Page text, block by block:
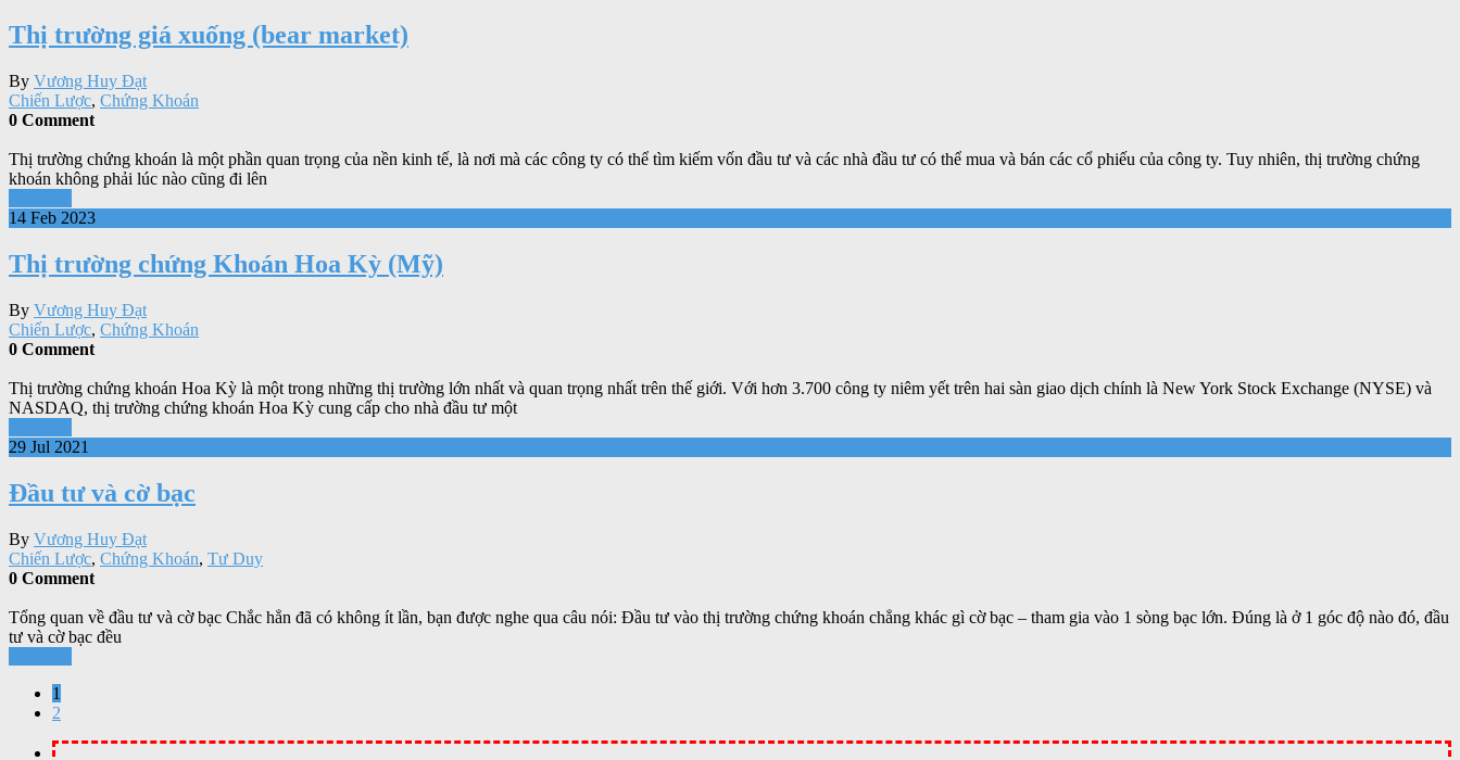
Thị trường giá xuống (bear market)
By Vương Huy Đạt
Chiến Lược, Chứng Khoán
0 Comment
Thị trường chứng khoán là một phần quan trọng của nền kinh tế, là nơi mà các công ty có thể tìm kiếm vốn đầu tư và các nhà đầu tư có thể mua và bán các cổ phiếu của công ty. Tuy nhiên, thị trường chứng
khoán không phải lúc nào cũng đi lên
14 Feb 2023
Thị trường chứng Khoán Hoa Kỳ (Mỹ)
By Vương Huy Đạt
Chiến Lược, Chứng Khoán
0 Comment
Thị trường chứng khoán Hoa Kỳ là một trong những thị trường lớn nhất và quan trọng nhất trên thế giới. Với hơn 3.700 công ty niêm yết trên hai sàn giao dịch chính là New York Stock Exchange (NYSE) và
NASDAQ, thị trường chứng khoán Hoa Kỳ cung cấp cho nhà đầu tư một
29 Jul 2021
Đầu tư và cờ bạc
By Vương Huy Đạt
Chiến Lược, Chứng Khoán, Tư Duy
0 Comment
Tổng quan về đầu tư và cờ bạc Chắc hẳn đã có không ít lần, bạn được nghe qua câu nói: Đầu tư vào thị trường chứng khoán chẳng khác gì cờ bạc – tham gia vào 1 sòng bạc lớn. Đúng là ở 1 góc độ nào đó, đầu
tư và cờ bạc đều
1
2